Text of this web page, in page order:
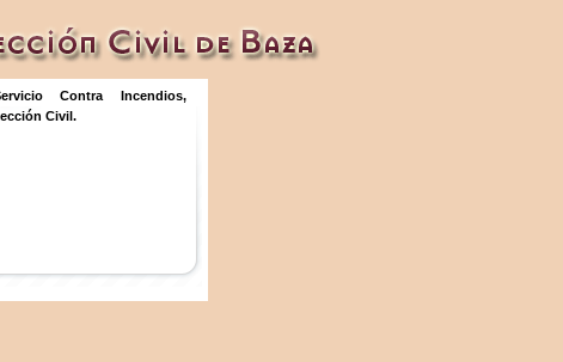
Contra Incendios,
Civil.